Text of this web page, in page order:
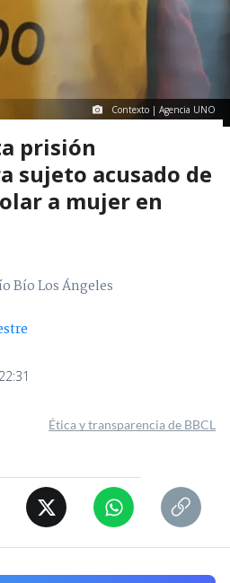
Contexto | Agencia UNO
prisión
sujeto acusado de
a mujer en
Bío Los Ángeles
Ética y transparencia de BBCL